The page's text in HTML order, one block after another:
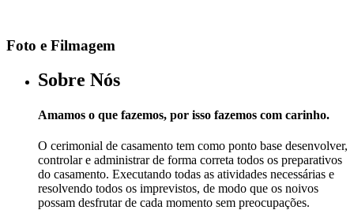
Foto e Filmagem
Sobre Nós
Amamos o que fazemos, por isso fazemos com carinho.
O cerimonial de casamento tem como ponto base desenvolver,
controlar e administrar de forma correta todos os preparativos
do casamento. Executando todas as atividades necessárias e
resolvendo todos os imprevistos, de modo que os noivos
possam desfrutar de cada momento sem preocupações.